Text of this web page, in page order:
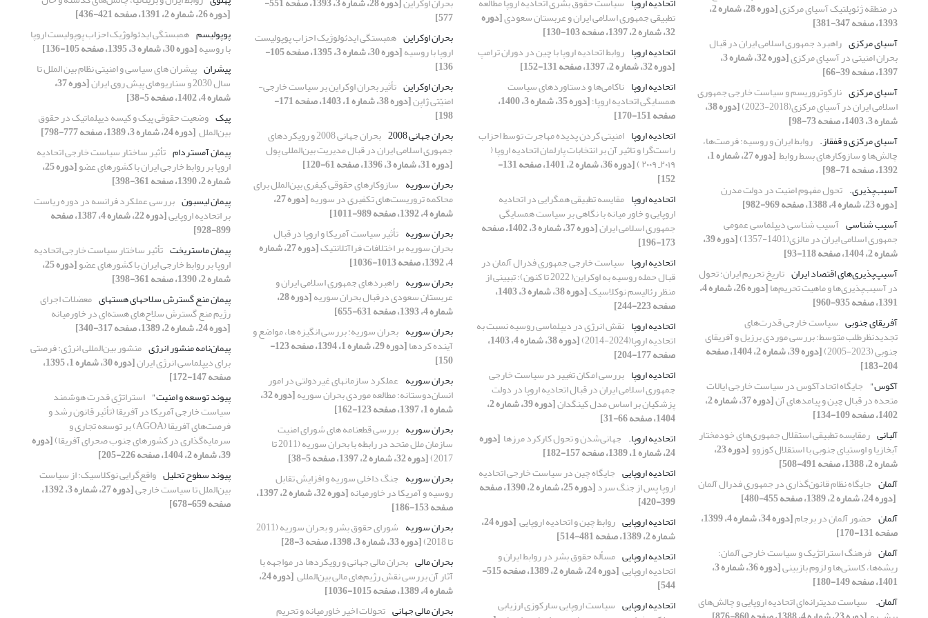
در منطقه ژئوپلتیک آسیای مرکزی [دوره 28، شماره 2،
1393، صفحه 347-381]
آسیای مرکزی راهبرد جمهوری اسلامی ایران در قبال
بحران امنیتی در آسیای مرکزی [دوره 32، شماره 3،
1397، صفحه 39-66]
آسیای مرکزی نارکوتروریسم و سیاست خارجی جمهوری
اسلامی ایران در آسیای مرکزی(2018-2023) [دوره 38،
شماره 3، 1403، صفحه 73-98]
آسیای مرکزی و ‏قفقاز.‏ روابط ایران و روسیه: فرصت‌ها،
چالش‌ها و ‏سازوکارهای بسط روابط ‏ [دوره 27، شماره 1،
1392، صفحه 71-98]
آسیب‌پذیری.‏ تحول مفهوم امنیت در دولت مدرن ‏
[دوره 23، شماره 4، 1388، صفحه 969-982]
آسیب شناسی آسیب شناسی دیپلماسی عمومی
جمهوری اسلامی ایران در مالزی(1401-1357) [دوره 39،
شماره 2، 1404، صفحه 118-93]
آسیپ‌پذیری‌های اقتصاد ایران تاریخ تحریم ایران؛ تحول
در آسیب‌پذیری‌ها و ماهیت تحریم‌ها [دوره 26، شماره 4،
1391، صفحه 935-960]
آفریقای جنوبی سیاست خارجی قدرت‌های
تجدیدنظرطلب متوسط؛ بررسی موردی برزیل و آفریقای
جنوبی (2023-2005) [دوره 39، شماره 2، 1404، صفحه
204-183]
آکوس" جایگاه اتحادآکوس در سیاست خارجی ایالات
متحده در قبال چین و پیامد‌های آن [دوره 37، شماره 2،
1402، صفحه 109-134]
آلبانی رمقایسه تطبیقی استقلال جمهوری‌های خودمختار
‏آبخازیا و اوستیای جنوبی با استقلال کوزوو ‏ [دوره 23،
شماره 2، 1388، صفحه 491-508]
آلمان جایگاه نظام قانون‌گذاری در جمهوری فدرال آلمان
[دوره 24، شماره 2، 1389، صفحه 455-480]
آلمان حضور آلمان در برجام [دوره 34، شماره 4، 1399،
صفحه 131-170]
آلمان فرهنگ استراتژیک و سیاست خارجی آلمان؛
ریشه‌ها، کاستی‌ها و لزوم بازبینی [دوره 36، شماره 3،
1401، صفحه 149-180]
آلمان. ‏ سیاست مدیترانه‌ای اتحادیه اروپایی و چالش‌های
تطبیقی جمهوری اسلامی ایران و عربستان سعودی[دوره
32، شماره 2، 1397، صفحه 103-130]
اتحادیه اروپا روابط اتحادیه اروپا با چین در دوران ترامپ
[دوره 32، شماره 2، 1397، صفحه 131-152]
اتحادیه اروپا ناکامی‌ها و دستاوردهای سیاست
همسایگی اتحادیه اروپا؛ [دوره 35، شماره 3، 1400،
صفحه 151-170]
اتحادیه اروپا امنیتی کردن پدیده مهاجرت توسط احزاب
راست‌گرا و تاثیر آن بر انتخابات پارلمان اتحادیه اروپا (
۲۰۱۹ـ ۲۰۰۹ ) [دوره 36، شماره 2، 1401، صفحه 131-
152]
اتحادیه اروپا مقایسه تطبیقی همگرایی در اتحادیه
اروپایی و خاور میانه با نگاهی بر سیاست همسایگی
جمهوری اسلامی ایران [دوره 37، شماره 3، 1402، صفحه
173-196]
اتحادیه اروپا سیاست خارجی جمهوری فدرال آلمان در
قبال حمله روسیه به اوکراین( 2022 تا کنون)؛ تبیینی از
منظر رئالیسم‌ نوکلاسیک [دوره 38، شماره 3، 1403،
صفحه 223-244]
اتحادیه اروپا نقش انرژی در دیپلماسی روسیه نسبت به
اتحادیه اروپا(2024-2014) [دوره 38، شماره 4، 1403،
صفحه 177-204]
اتحادیه اروپا بررسی امکان تغییر در سیاست خارجی
جمهوری اسلامی ایران در قبال اتحادیه اروپا در دولت
پزشکیان بر اساس مدل کینگدان [دوره 39، شماره 2،
1404، صفحه 66-31]
اتحادیه اروپا.‏ جهانی‌شدن و تحول کارکرد مرزها ‏ [دوره
24، شماره 1، 1389، صفحه 157-182]
اتحادیه اروپایی جایگاه چین در سیاست خارجی اتحادیه
اروپا پس از جنگ سرد [دوره 25، شماره 2، 1390، صفحه
399-420]
اتحادیه اروپایی روابط چین و اتحادیه اروپایی ‏ [دوره 24،
شماره 2، 1389، صفحه 481-514]
اتحادیه اروپایی مسأله حقوق بشر در روابط ایران و
اتحادیه اروپایی ‏ [دوره 24، شماره 2، 1389، صفحه 515-
544]
اتحادیه اروپایی سیاست اروپایی سارکوزی ارزیابی
577]
بحران اوکراین همبستگی ایدئولوژیک احزاب پوپولیست
اروپا با روسیه [دوره 30، شماره 3، 1395، صفحه 105-
136]
بحران اوکراین تأثیر بحران اوکراین بر سیاست خارجی-
امنیّتی ژاپن [دوره 38، شماره 1، 1403، صفحه 171-
198]
بحران جهانی 2008
بحران جهانی 2008 و رویکردهای
جمهوری اسلامی ایران در قبال مدیریت بین‌المللی پول
[دوره 31، شماره 3، 1396، صفحه 61-120]
بحران سوریه سازوکارهای حقوقی کیفری بین‌الملل برای
محاکمه تروریست‌های تکفیری در سوریه [دوره 27،
شماره 4، 1392، صفحه 989-1011]
بحران سوریه تأثیر سیاست‌ آمریکا و اروپا در قبال
بحران سوریه بر اختلافات فراآتلانتیک [دوره 27، شماره
4، 1392، صفحه 1013-1036]
بحران سوریه راهبردهای جمهوری اسلامی ایران و
عربستان سعودی درقبال بحران سوریه [دوره 28،
شماره 4، 1393، صفحه 631-655]
بحران سوریه بحران سوریه: بررسی انگیزه ها، مواضع و
آینده کردها [دوره 29، شماره 1، 1394، صفحه 123-
150]
بحران سوریه عملکرد سازمانهای غیردولتی در امور
انسان‌دوستانه: مطالعه موردی بحران سوریه [دوره 32،
شماره 1، 1397، صفحه 123-162]
بحران سوریه بررسی قطعنامه های شورای امنیت
سازمان ملل متحد در رابطه با بحران سوریه (2011 تا
2017) [دوره 32، شماره 2، 1397، صفحه 5-38]
بحران سوریه جنگ داخلی سوریه و افزایش تقابل
روسیه و آمریکا در خاورمیانه [دوره 32، شماره 2، 1397،
صفحه 153-186]
بحران سوریه
شورای حقوق بشر و بحران سوریه (2011
تا 2018)
[دوره 33، شماره 3، 1398، صفحه 3-28]
بحران مالی بحران مالی جهانی و رویکردها در مواجهه با
آثار آن ‏بررسی نقش رژیم‌های مالی بین‌المللی ‏ [دوره 24،
شماره 4، 1389، صفحه 1015-1036]
بحران مالی جهانی تحولات اخیر خاورمیانه و تحریم
[دوره 26، شماره 2، 1391، صفحه 421-436]
پوپولیسم همبستگی ایدئولوژیک احزاب پوپولیست اروپا
با روسیه[دوره 30، شماره 3، 1395، صفحه 105-136]
پیشران پیشران های سیاسی و امنیتی نظام بین الملل تا
سال 2030 و سناریوهای پیش روی ایران [دوره 37،
شماره 4، 1402، صفحه 5-38]
پیک وضعیت حقوقی پیک و کیسه دیپلماتیک در حقوق
بین‌الملل ‏[دوره 24، شماره 3، 1389، صفحه 777-798]
پیمان آمستردام تأثیر ساختار سیاست خارجی اتحادیه
اروپا بر ‏روابط خارجی ایران با کشورهای عضو [دوره 25،
شماره 2، 1390، صفحه 361-398]
پیمان لیسبون بررسی عملکرد فرانسه در دوره ریاست
بر اتحادیه ‏اروپایی [دوره 22، شماره 4، 1387، صفحه
899-928]
پیمان ماستریخت تأثیر ساختار سیاست خارجی اتحادیه
اروپا بر ‏روابط خارجی ایران با کشورهای عضو [دوره 25،
شماره 2، 1390، صفحه 361-398]
پیمان منع گسترش سلاح‏های هسته‏ای معضلات اجرای
رژیم منع گسترش سلاح‌های ‏هسته‌ای در خاورمیانه ‏
[دوره 24، شماره 2، 1389، صفحه 317-340]
پیمان‌نامه منشور انرژی منشور بین‌المللی انرژی: فرصتی
برای دیپلماسی انرژی ایران [دوره 30، شماره 1، 1395،
صفحه 147-172]
پیوند توسعه و امنیت" استراتژِی قدرت هوشمند
سیاست خارجی آمریکا در آفریقا (تأثیر قانون رشد و
فرصت‌های آفریقا (AGOA) بر توسعه تجاری و
سرمایه‌گذاری در کشورهای جنوب صحرای آفریقا)[دوره
39، شماره 2، 1404، صفحه 226-205]
پیوند سطوح تحلیل واقع‌گرایی نوکلاسیک: از سیاست
بین‌الملل تا ‏سیاست خارجی [دوره 27، شماره 3، 1392،
صفحه 659-678]